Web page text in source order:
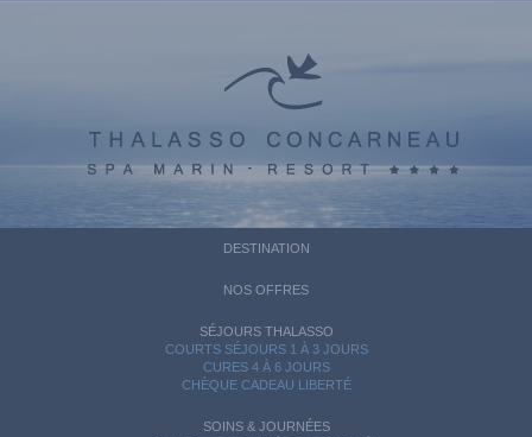
DESTINATION
NOS OFFRES
SÉJOURS THALASSO
COURTS SÉJOURS 1 À 3 JOURS
CURES 4 À 6 JOURS
CHÈQUE CADEAU LIBERTÉ
SOINS & JOURNÉES